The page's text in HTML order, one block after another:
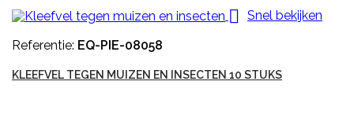
 Snel bekijken
Referentie: EQ-PIE-08058
KLEEFVEL TEGEN MUIZEN EN INSECTEN 10 STUKS